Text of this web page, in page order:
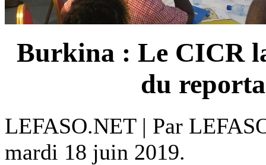
Burkina : Le CICR
du
LEFASO.NET | Par
mardi 18 juin 2019.